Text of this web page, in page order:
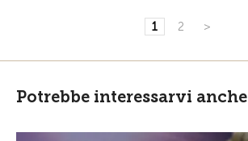
1 2 >
Potrebbe interessarvi anche